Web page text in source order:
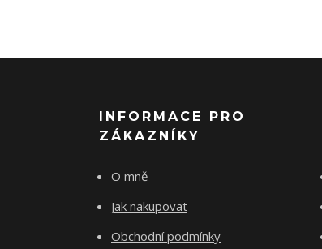
INFORMACE PRO
ZÁKAZNÍKY
O mně
Jak nakupovat
Obchodní podmínky